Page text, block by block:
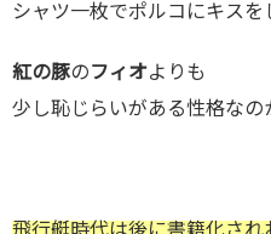
シャツ一枚でポルコにキスを
紅の豚のフィオよりも
少し恥じらいがある性格なの
飛行艇時代は後に書籍化され